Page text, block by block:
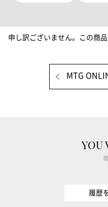
申し訳ございません。この商
MTG
YOU
履歴